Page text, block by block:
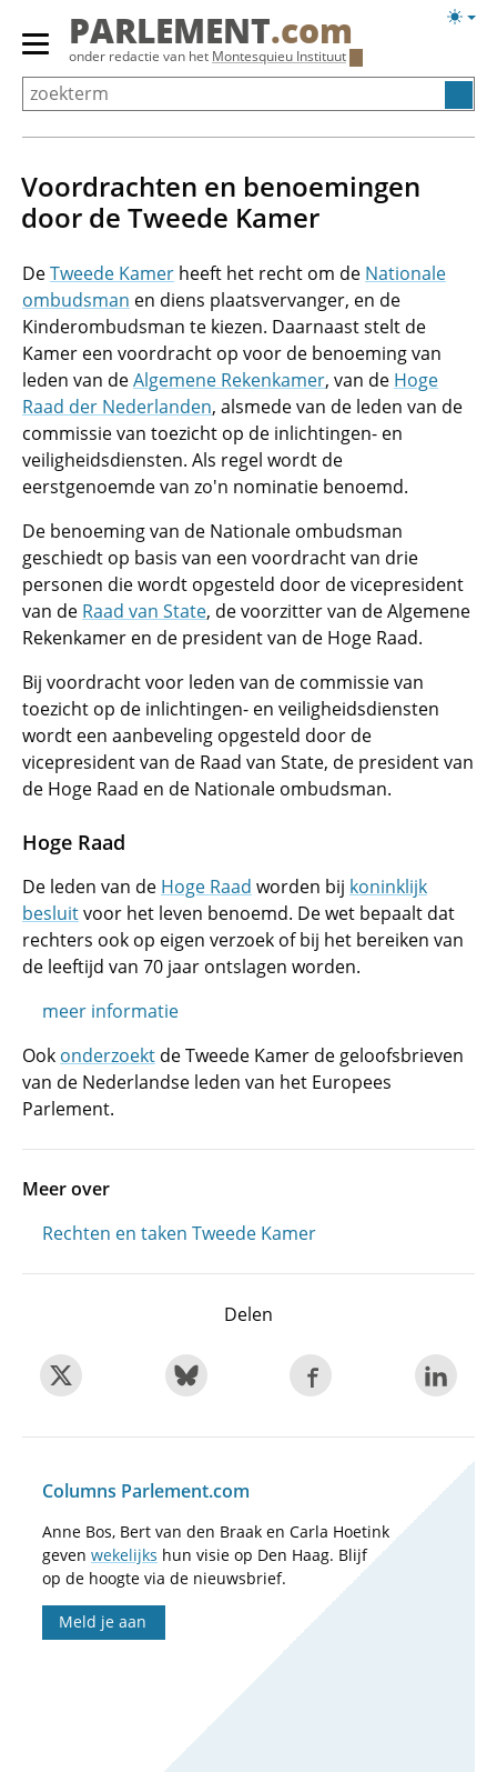
Overslaan
Primair
menu
tonen/verbergen
PARLEMENT.com
onder redactie van het Montesquieu Instituut
Voordrachten en benoemingen
door de Tweede Kamer
DeTweede Kamer heeft het recht om de Nationale
ombudsman en diens plaatsvervanger, en de
Kinderombudsman te kiezen. Daarnaast stelt de
Kamer een voordracht op voor de benoeming van
leden van deAlgemene Rekenkamer, van de Hoge
Raad der Nederlanden, alsmede van de leden van de
commissie van toezicht op de inlichtingen- en
veiligheidsdiensten. Als regel wordt de
eerstgenoemde van zo'n nominatie benoemd.
De benoeming van de Nationale ombudsman
geschiedt op basis van een voordracht van drie
personen die wordt opgesteld door de vicepresident
van de Raad van State, de voorzitter van de Algemene
Rekenkamer en de president van de Hoge Raad.
Bij voordracht voor leden van de commissie van
toezicht op de inlichtingen- en veiligheidsdiensten
wordt een aanbeveling opgesteld door de
vicepresident van de Raad van State, de president van
de Hoge Raad en de Nationale ombudsman.
Hoge Raad
De leden van de Hoge Raad worden bij koninklijk
besluitvoor het leven benoemd. De wet bepaalt dat
rechters ook op eigen verzoek of bij het bereiken van
de leeftijd van 70 jaar ontslagen worden.
meer informatie
Ook onderzoekt de Tweede Kamer de geloofsbrieven
van de Nederlandse leden van het Europees
Parlement.
Meer over
Rechten en taken Tweede Kamer
Delen
Columns Parlement.com
Anne Bos, Bert van den Braak en Carla Hoetink
geven wekelijks hun visie op Den Haag. Blijf
op de hoogte via de nieuwsbrief.
Meld je aan